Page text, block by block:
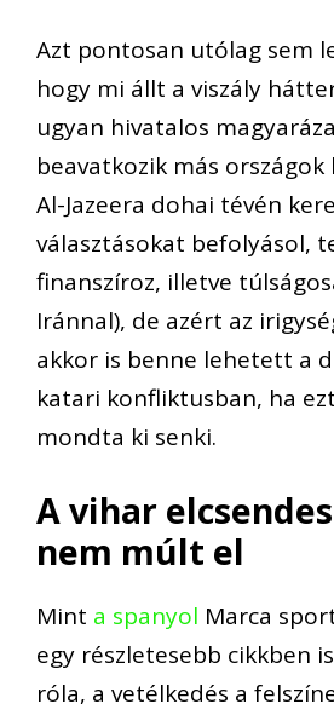
Azt pontosan utólag sem
hogy mi állt a viszály
ugyan hivatalos
beavatkozik más országok
Al-Jazeera dohai tévén
választásokat befolyásol,
finanszíroz, illetve
Iránnal), de azért az
akkor is benne lehetett a
katari konfliktusban, ha
mondta ki senki.
A vihar
nem múlt el
Mint a spanyol Marca
egy részletesebb cikkben
róla, a vetélkedés a